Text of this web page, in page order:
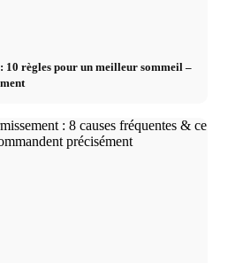
10 règles pour un meilleur sommeil –